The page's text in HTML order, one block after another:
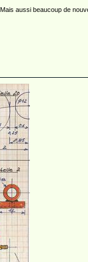
Mais aussi beaucoup de